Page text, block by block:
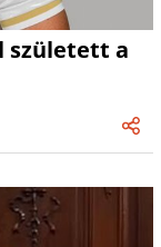
született a